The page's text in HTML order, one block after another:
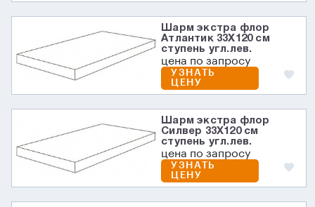
Шарм экстра флор
Атлантик 33X120 см
ступень угл.лев.
цена по запросу
УЗНАТЬ
ЦЕНУ
Шарм экстра флор
Силвер 33X120 см
ступень угл.лев.
цена по запросу
УЗНАТЬ
ЦЕНУ